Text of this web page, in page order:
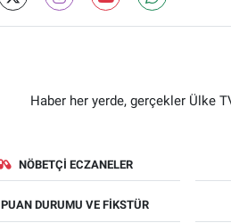
Haber her yerde, gerçekler Ülke
NÖBETÇI ECZANELER
PUAN DURUMU VE FIKSTÜR